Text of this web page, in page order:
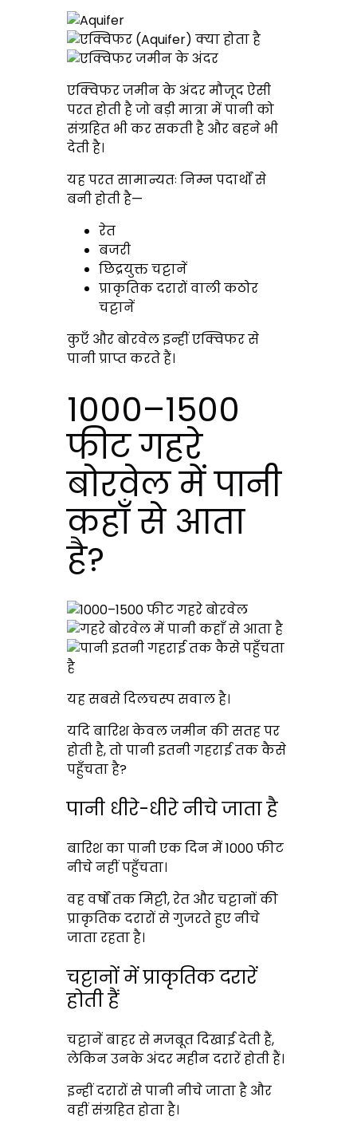
एक्विफर जमीन के अंदर मौजूद ऐसी
परत होती है जो बड़ी मात्रा में पानी को
संग्रहित भी कर सकती है और बहने भी
देती है।
यह परत सामान्यतः निम्न पदार्थों से
बनी होती है—
रेत
बजरी
छिद्रयुक्त चट्टानें
प्राकृतिक दरारों वाली कठोर
चट्टानें
कुएँ और बोरवेल इन्हीं एक्विफर से
पानी प्राप्त करते हैं।
1000–1500
फीट गहरे
बोरवेल में पानी
कहाँ से आता
है?
यह सबसे दिलचस्प सवाल है।
यदि बारिश केवल जमीन की सतह पर
होती है, तो पानी इतनी गहराई तक कैसे
पहुँचता है?
पानी धीरे-धीरे नीचे जाता है
बारिश का पानी एक दिन में 1000 फीट
नीचे नहीं पहुँचता।
वह वर्षों तक मिट्टी, रेत और चट्टानों की
प्राकृतिक दरारों से गुजरते हुए नीचे
जाता रहता है।
चट्टानों में प्राकृतिक दरारें
होती हैं
चट्टानें बाहर से मजबूत दिखाई देती हैं,
लेकिन उनके अंदर महीन दरारें होती हैं।
इन्हीं दरारों से पानी नीचे जाता है और
वहीं संग्रहित होता है।